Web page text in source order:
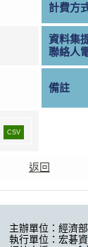
計費方
資料集
聯絡人
備註
CSV
返回
主辦單位：經濟
執行單位：宏碁